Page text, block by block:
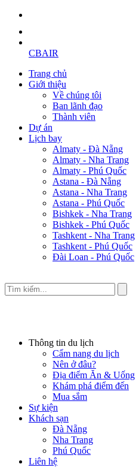
CBAIR
Trang chủ
Giới thiệu
Về chúng tôi
Ban lãnh đạo
Thành viên
Dự án
Lịch bay
Almaty - Đà Nẵng
Almaty - Nha Trang
Almaty - Phú Quốc
Astana - Đà Nẵng
Astana - Nha Trang
Astana - Phú Quốc
Bishkek - Nha Trang
Bishkek - Phú Quốc
Tashkent - Nha Trang
Tashkent - Phú Quốc
Đài Loan - Phú Quốc
Thông tin du lịch
Cẩm nang du lịch
Nên ở đâu?
Địa điểm Ăn & Uống
Khám phá điểm đến
Mua sắm
Sự kiện
Khách sạn
Đà Nẵng
Nha Trang
Phú Quốc
Liên hệ